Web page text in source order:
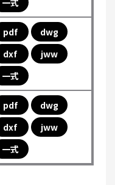
一式
pdf
dwg
dxf
jww
一式
pdf
dwg
dxf
jww
一式